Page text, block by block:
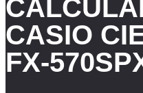
CASIO
FX-